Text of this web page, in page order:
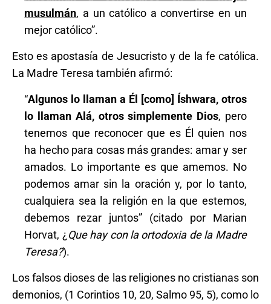
musulmán, a un católico a convertirse en un
mejor católico”.
Esto es apostasía de Jesucristo y de la fe católica.
La Madre Teresa también afirmó:
“Algunos lo llaman a Él [como] Íshwara, otros
lo llaman Alá, otros simplemente Dios, pero
tenemos que reconocer que es Él quien nos
ha hecho para cosas más grandes: amar y ser
amados. Lo importante es que amemos. No
podemos amar sin la oración y, por lo tanto,
cualquiera sea la religión en la que estemos,
debemos rezar juntos” (citado por Marian
Horvat, ¿ Que hay con la ortodoxia de la Madre
Teresa?).
Los falsos dioses de las religiones no cristianas son
demonios, (1 Corintios 10, 20, Salmo 95, 5), como lo